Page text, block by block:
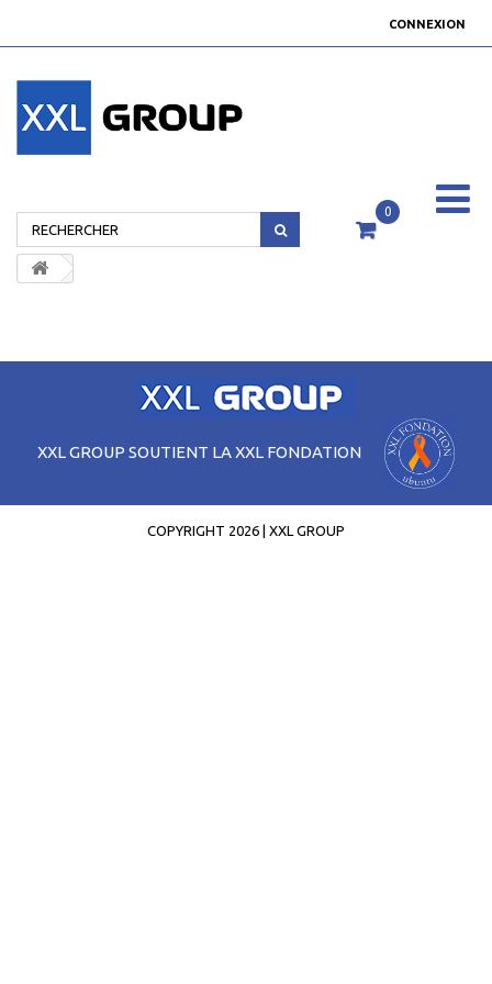
CONNEXION
0
XXL GROUP SOUTIENT LA XXL FONDATION
COPYRIGHT 2026 | XXL GROUP